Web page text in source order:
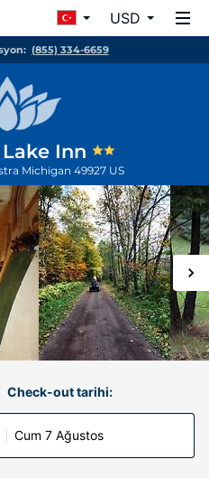
USD
(855) 334-6659
Inn
Michigan 49927 US
Check-out tarihi:
Cum 7 Ağustos